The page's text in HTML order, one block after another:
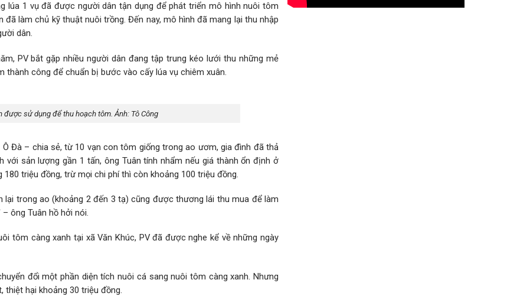
lúa 1 vụ đã được người dân tận dụng để phát triển mô hình nuôi tôm
đã làm chủ kỹ thuật nuôi trồng. Đến nay, mô hình đã mang lại thu nhập
dân.
PV bắt gặp nhiều người dân đang tập trung kéo lưới thu những mẻ
công để chuẩn bị bước vào cấy lúa vụ chiêm xuân.
được sử dụng để thu hoạch tôm. Ảnh: Tô Công
Đà – chia sẻ, từ 10 vạn con tôm giống trong ao ươm, gia đình đã thả
sản lượng gần 1 tấn, ông Tuân tính nhẩm nếu giá thành ổn định ở
triệu đồng, trừ mọi chi phí thì còn khoảng 100 triệu đồng.
trong ao (khoảng 2 đến 3 tạ) cũng được thương lái thu mua để làm
ông Tuân hồ hởi nói.
tôm càng xanh tại xã Văn Khúc, PV đã được nghe kể về những ngày
đổi một phần diện tích nuôi cá sang nuôi tôm càng xanh. Nhưng
hại khoảng 30 triệu đồng.